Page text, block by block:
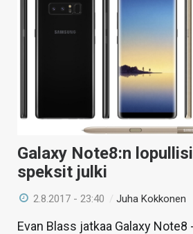
Galaxy Note8:n
speksit julki
2.8.2017 - 23:40 /Juha Kokkonen
Evan Blass jatkaa Galaxy Note8